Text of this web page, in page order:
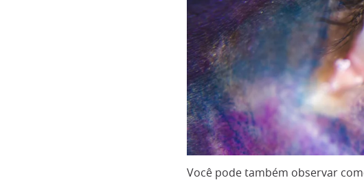
Você pode também observar